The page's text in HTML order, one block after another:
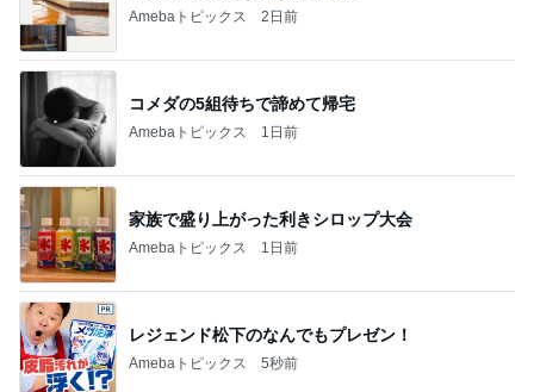
Amebaトピックス 2日前
コメダの5組待ちで諦めて帰宅
Amebaトピックス 1日前
家族で盛り上がった利きシロップ大会
Amebaトピックス 1日前
レジェンド松下のなんでもプレゼン！
Amebaトピックス 5秒前